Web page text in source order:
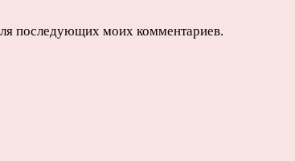
последующих моих комментариев.